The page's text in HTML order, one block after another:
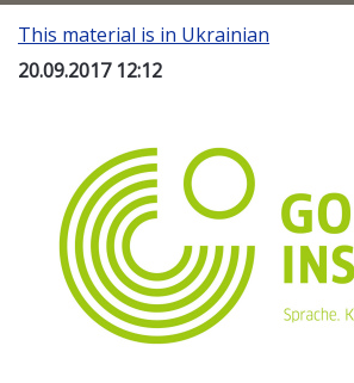
This material is in Ukrainian
20.09.2017 12:12